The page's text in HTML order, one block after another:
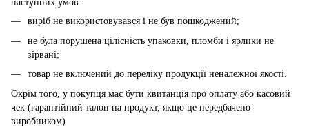
наступних умов:
виріб не використовувався і не був пошкоджений;
не була порушена цілісність упаковки, пломби і ярлики не
зірвані;
товар не включений до переліку продукції неналежної якості.
Окрім того, у покупця має бути квитанція про оплату або касовий
чек (гарантійний талон на продукт, якщо це передбачено
виробником)